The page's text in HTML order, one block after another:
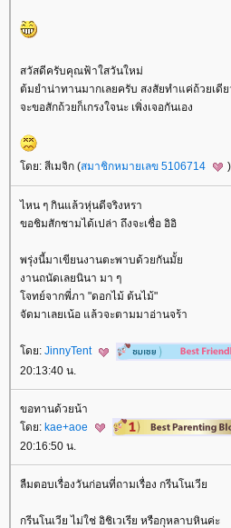
สวัสดีครับคุณฟ้าใสวันใหม่
ต้มยำน่าทานมากเลยครับ สงสัยทำแค่ถ้วยเดีย
จะขอสักถ้วยก็เกรงใจนะ เพิ่งเจอกันเอง
ดย: สีเมจิก (สมาชิกหมายเลข 5106714
ไหน ๆ กินแล้วหุ่นดีจริงหรา
ขอชิมสักชามได้เปล่า ถึงจะเชื่อ อิอิ
พรุ่งนี้มาเขียนงานตะพาบด้วยกันมั้
งานถนัดเลยนินา มา ๆ
จทย์จากพี่ภา "ดอกไม้ ต้นไม้"
จัดมาเลยเน้อ แล้วจะตามมาอ่านจร้า
ดย: JinnyTent
20:13:40 น.
ขอทานด้วยน้า
ดย: kae+aoe
20:16:50 น.
ลืมตอบเรื่องวันก่อนที่ถามเรื่อง กรีนโนเวี
กรีนโนเวีย ไม่ใช่ อิชิเวเรีย หรือกุหลาบหินค่ะ